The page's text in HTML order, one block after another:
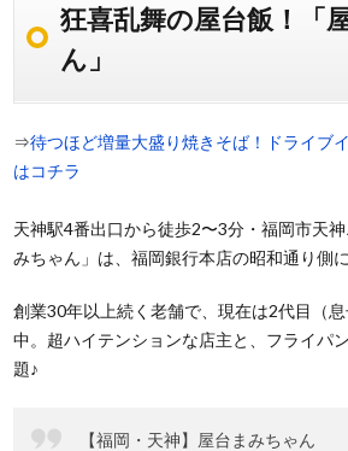
狂喜乱舞の屋台飯！「
ん」
⇒待つほど増量大盛り焼きそば！ドライブ
はコチラ
天神駅4番出口から徒歩2〜3分・福岡市天
みちゃん」は、福岡銀行本店の昭和通り側
創業30年以上続く老舗で、現在は2代目（
中。超ハイテンションな店主と、フライパ
題♪
【福岡・天神】屋台まみちゃん